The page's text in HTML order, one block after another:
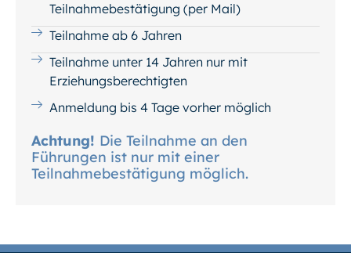
Teilnahmebestätigung (per Mail)
Teilnahme ab 6 Jahren
Teilnahme unter 14 Jahren nur mit
Erziehungsberechtigten
Anmeldung bis 4 Tage vorher möglich
Achtung! Die Teilnahme an den
Führungen ist nur mit einer
Teilnahmebestätigung möglich.